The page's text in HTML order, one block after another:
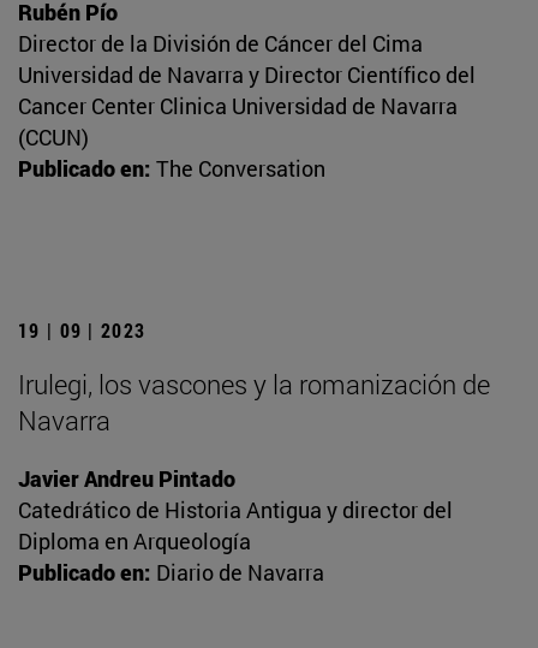
Rubén Pío
Director de la División de Cáncer del Cima
Universidad de Navarra y Director Científico del
Cancer Center Clinica Universidad de Navarra
(CCUN)
Publicado en: The Conversation
19 | 09 | 2023
Irulegi, los vascones y la romanización de
Navarra
Javier Andreu Pintado
Catedrático de Historia Antigua y director del
Diploma en Arqueología
Publicado en: Diario de Navarra